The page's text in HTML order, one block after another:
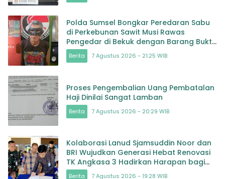
Polda Sumsel Bongkar Peredaran Sabu
di Perkebunan Sawit Musi Rawas
Pengedar di Bekuk dengan Barang Bukti
Sabu dan Timbangan
Berita 7 Agustus 2026 - 21:25 WIB
Proses Pengembalian Uang Pembatalan
Haji Dinilai Sangat Lamban
Berita 7 Agustus 2026 - 20:29 WIB
Kolaborasi Lanud Sjamsuddin Noor dan
BRI Wujudkan Generasi Hebat Renovasi
TK Angkasa 3 Hadirkan Harapan bagi
masa depan Bangsa
Berita 7 Agustus 2026 - 19:28 WIB